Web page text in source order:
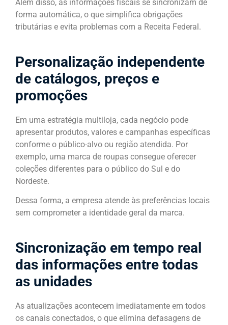
Além disso, as informações fiscais se sincronizam de
forma automática, o que simplifica obrigações
tributárias e evita problemas com a Receita Federal.
Personalização independente
de catálogos, preços e
promoções
Em uma estratégia multiloja, cada negócio pode
apresentar produtos, valores e campanhas específicas
conforme o público-alvo ou região atendida. Por
exemplo, uma marca de roupas consegue oferecer
coleções diferentes para o público do Sul e do
Nordeste.
Dessa forma, a empresa atende às preferências locais
sem comprometer a identidade geral da marca.
Sincronização em tempo real
das informações entre todas
as unidades
As atualizações acontecem imediatamente em todos
os canais conectados, o que elimina defasagens de